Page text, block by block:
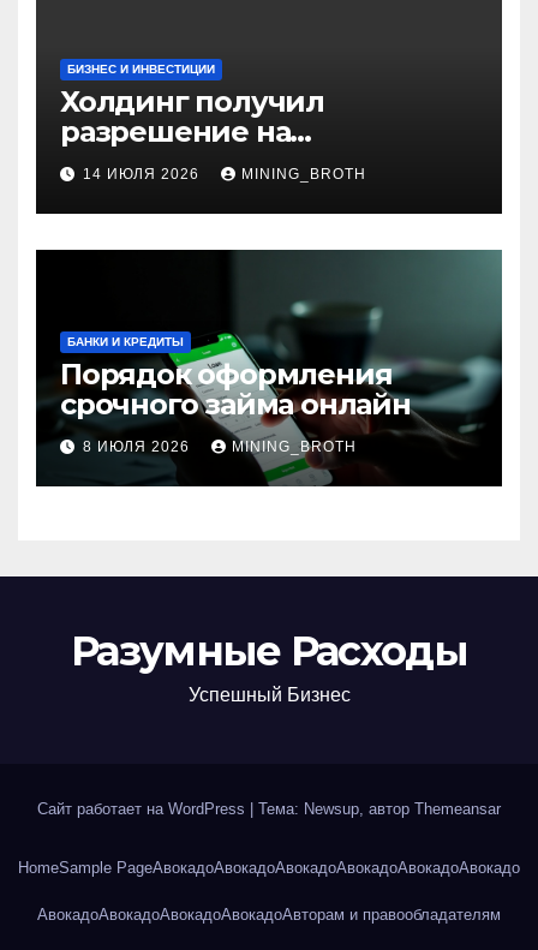
БИЗНЕС И ИНВЕСТИЦИИ
Холдинг получил
разрешение на
приобретение банка в
Турции
14 ИЮЛЯ 2026 MINING_BROTH
БАНКИ И КРЕДИТЫ
Порядок оформления
срочного займа онлайн
8 ИЮЛЯ 2026 MINING_BROTH
Разумные Расходы
Успешный Бизнес
Сайт работает на WordPress Тема: Newsup, автор Themeansar
HomeSample PageАвокадоАвокадоАвокадоАвокадоАвокадоАвокадо
АвокадоАвокадоАвокадоАвокадоАвторам и правообладателям